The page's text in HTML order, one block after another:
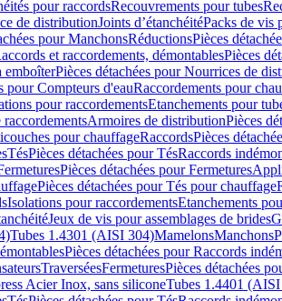
pour raccordsRecouvrements pour tubes
de distributionJoints d’étanchéitéPacks de vis
pour ManchonsRéductionsPièces
et raccordements, démontablesPièces
emboîterPièces détachées pour Nourrices de
pour Compteurs d'eauRaccordements pour
pour raccordementsEtanchements pour
Armoires de distributionPièces
pour chauffageRaccordsPièces
TésPièces détachées pour TésRaccords
Pièces détachées pour Fermetures
Pièces détachées pour Tés pour chauffage
Isolations pour raccordementsEtanchements
Jeux de vis pour assemblages de brides
Tubes 1.4301 (AISI 304)MamelonsManchons
Pièces détachées pour Raccords
TraverséesFermeturesPièces détachées
Acier Inox, sans siliconeTubes 1.4401